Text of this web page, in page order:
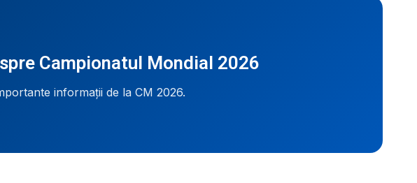
Campionatul Mondial 2026
informații de la CM 2026.